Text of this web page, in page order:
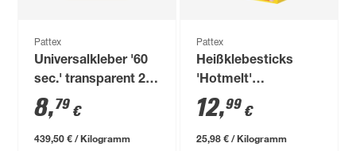
Pattex
Universalkleber '60
sec.' transparent 20
g
8,79 €
439,50 € / Kilogramm
Pattex
Heißklebesticks
'Hotmelt'
transparent 25 Stück
12,99 €
25,98 € / Kilogramm